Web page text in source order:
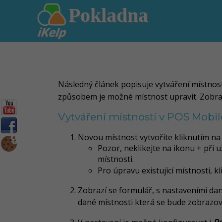
Pokladna
Následný článek popisuje vytváření
způsobem je možné místnost upravit.
Vytváření místností v POS
Novou místnost vytvoříte kliknutím
Pozor, neklikejte na ikonu + při
místnosti.
Pro úpravu existující místnosti,
Zobrazí se formulář, s nastaveními
dané místnosti která se bude